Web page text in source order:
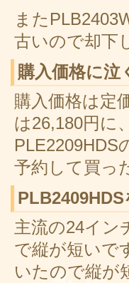
また
古いので却下
購入価格に泣
購入価格は定
は26,180円に
PLE2209HDS
予約して買っ
主流の24イン
で縦が短いで
いたので縦が